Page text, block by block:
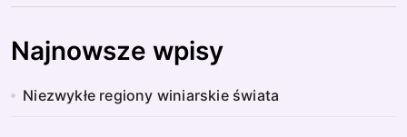
Najnowsze wpisy
Niezwykłe regiony winiarskie świata